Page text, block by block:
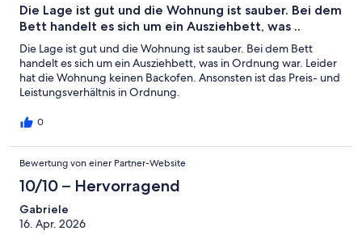
Die Lage ist gut und die Wohnung ist sauber. Bei dem
Bett handelt es sich um ein Ausziehbett, was ..
Die Lage ist gut und die Wohnung ist sauber. Bei dem Bett
handelt es sich um ein Ausziehbett, was in Ordnung war. Leider
hat die Wohnung keinen Backofen. Ansonsten ist das Preis- und
Leistungsverhältnis in Ordnung.
0
Bewertung von einer Partner-Website
10/10 – Hervorragend
Gabriele
16. Apr. 2026